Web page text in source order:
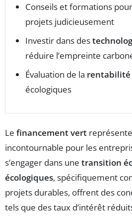
Conseils et formations
projets judicieusement
Investir dans des
réduire l’empreinte
Évaluation de la rentabilité
écologiques
Le financement vert
incontournable pour les
s’engager dans une transition
écologiques, spécifiquement
projets durables, offrent des
tels que des taux d’intérêt